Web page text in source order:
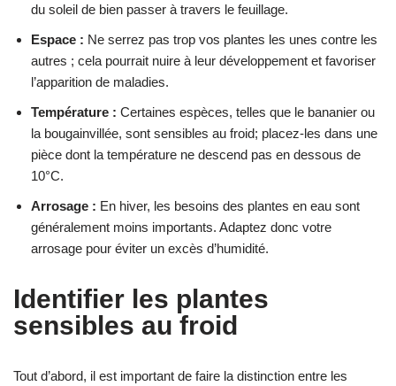
du soleil de bien passer à travers le feuillage.
Espace : Ne serrez pas trop vos plantes les unes contre les
autres ; cela pourrait nuire à leur développement et favoriser
l’apparition de maladies.
Température : Certaines espèces, telles que le bananier ou
la bougainvillée, sont sensibles au froid; placez-les dans une
pièce dont la température ne descend pas en dessous de
10°C.
Arrosage : En hiver, les besoins des plantes en eau sont
généralement moins importants. Adaptez donc votre
arrosage pour éviter un excès d’humidité.
Identifier les plantes
sensibles au froid
Tout d’abord, il est important de faire la distinction entre les